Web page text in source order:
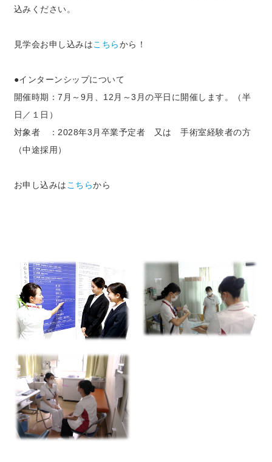
込みください。
見学会お申し込みはこちらから！
●インターンシップについて
開催時期：7月～9月、12月～3月の平日に開催します。（半
日／１日）
対象者 ：2028年3月卒業予定者 又は 手術室経験者の方
（中途採用）
お申し込みは こちらから